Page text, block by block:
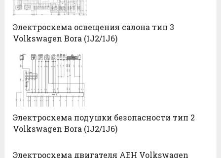
Электросхема освещения салона тип 3
Volkswagen Bora (1J2/1J6)
Электросхема подушки безопасности тип 2
Volkswagen Bora (1J2/1J6)
Электросхема двигателя AEH Volkswagen